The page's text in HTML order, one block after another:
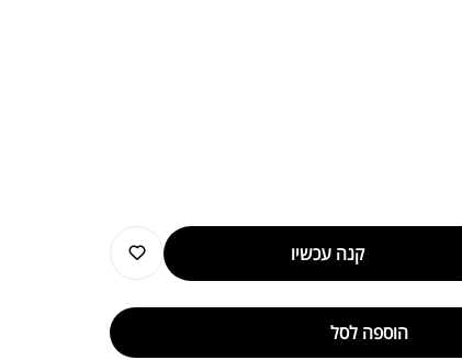
קנה עכשיו
הוספה לסל